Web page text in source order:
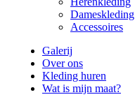
Dameskleding
Accessoires
Galerij
Over ons
Kleding huren
Wat is mijn maat?